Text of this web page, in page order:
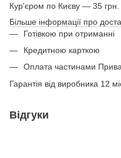
Кур'єром по Києву — 35 грн.
Більше інформації про
Готівкою при отриманні
Кредитною карткою
Оплата частинами
Гарантія від виробника 12
Відгуки